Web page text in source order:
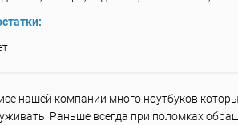
нашей компании много ноутбуков
Раньше всегда при поломках